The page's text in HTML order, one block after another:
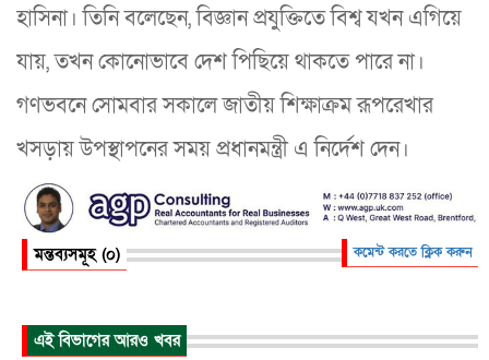
হাসিনা। তিনি বলেছেন, বিজ্ঞান প্রযুক্তিতে বিশ্ব যখন এগিয়ে
যায়, তখন কোনোভাবে দেশ পিছিয়ে থাকতে পারে না।
গণভবনে সোমবার সকালে জাতীয় শিক্ষাক্রম রূপরেখার
খসড়ায় উপস্থাপনের সময় প্রধানমন্ত্রী এ নির্দেশ দেন।
মন্তব্যসমূহ (০) কমেন্ট করতে ক্লিক করুন
এই বিভাগের আরও খবর